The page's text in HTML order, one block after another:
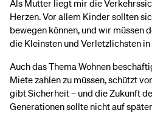
Als Mutter liegt mir die
Herzen. Vor allem Kinder sollten
bewegen können, und wir müssen
die Kleinsten und Verletzlichsten
Auch das Thema Wohnen
Miete zahlen zu müssen, schützt
gibt Sicherheit – und die Zukunft
Generationen sollte nicht auf